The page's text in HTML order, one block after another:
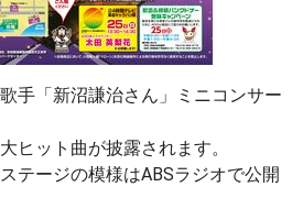
手「新沼謙治さん」ミニコンサー
ヒット曲が披露されます。
テージの模様はABSラジオで公開